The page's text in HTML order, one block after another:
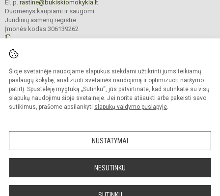
Šioje svetainėje naudojame slapukus siekdami užtikrinti jums teikiamų
paslaugų kokybę, analizuoti svetainės naudojimą ir optimizuoti naršymo
patirtį. Spustelėję mygtuką „Sutinku“, jūs patvirtinate, kad sutinkate su visų
slapukų naudojimu šioje svetainėje. Jei norite atšaukti arba pakeisti savo
sutikimus, prašome apsilankyti slapukų valdymo puslapyje.
NUSTATYMAI
NESUTINKU
El. p. rastine@bukiskiomokykla.lt
Duomenys kaupiami ir saugomi
Juridinių asmenų registre
Įmonės kodas 306139262
Kopijuoti turinį be raštiško Bukiškio pagrindinės mokyklos administracijos
sutikimo griežtai draudžiama.
Prieinamumo paraiška Slapukų valdymas
Sumanus būdas atnaujinti